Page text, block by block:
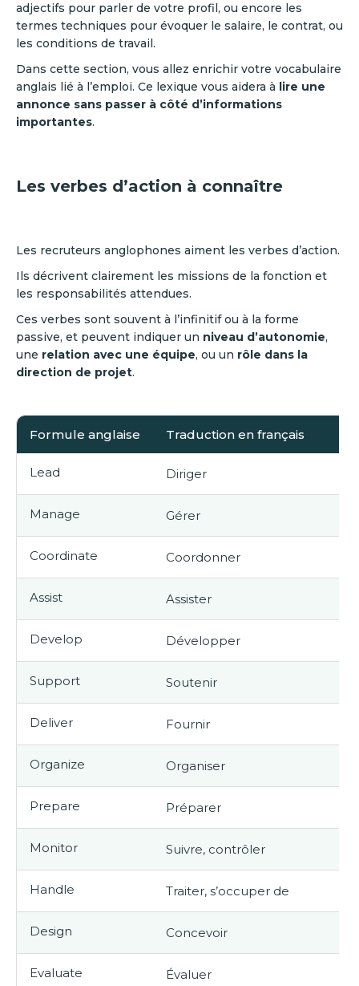
adjectifs pour parler de votre profil, ou encore les
termes techniques pour évoquer le salaire, le contrat, ou
les conditions de travail.
Dans cette section, vous allez enrichir votre vocabulaire
anglais lié à l’emploi. Ce lexique vous aidera à lire une
annonce sans passer à côté d’informations
importantes.
Les verbes d’action à connaître
Les recruteurs anglophones aiment les verbes d’action.
Ils décrivent clairement les missions de la fonction et
les responsabilités attendues.
Ces verbes sont souvent à l’infinitif ou à la forme
passive, et peuvent indiquer un niveau d’autonomie,
une relation avec une équipe, ou un rôle dans la
direction de projet.
Formule anglaise Traduction en français
Lead Diriger
Manage Gérer
Coordinate Coordonner
Assist Assister
Develop Développer
Support Soutenir
Deliver Fournir
Organize Organiser
Prepare Préparer
Monitor Suivre, contrôler
Handle Traiter, s’occuper de
Design Concevoir
Evaluate Évaluer